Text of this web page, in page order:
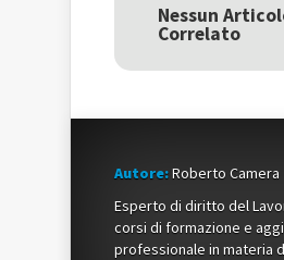
una
nuova
finestra)
nuova
finestra)
una
Nessun
Correlato
Autore:Roberto Camera
Esperto di diritto del
corsi di formazione e
professionale in materia